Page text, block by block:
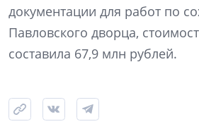
документации для работ по
Павловского дворца,
составила 67,9 млн рублей.